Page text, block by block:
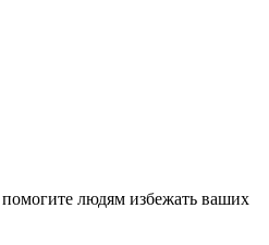
людям избежать ваших